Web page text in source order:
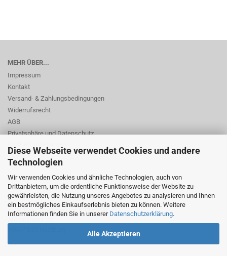
Diese Webseite verwendet Cookies und andere
Technologien
Wir verwenden Cookies und ähnliche Technologien, auch von
Drittanbietern, um die ordentliche Funktionsweise der Website zu
gewährleisten, die Nutzung unseres Angebotes zu analysieren und Ihnen
ein bestmögliches Einkaufserlebnis bieten zu können. Weitere
Informationen finden Sie in unserer Datenschutzerklärung.
Alle Akzeptieren
MEHR ÜBER...
Impressum
Kontakt
Versand- & Zahlungsbedingungen
Widerrufsrecht
AGB
Privatsphäre und Datenschutz
© Dr. Beer Management & Logistik